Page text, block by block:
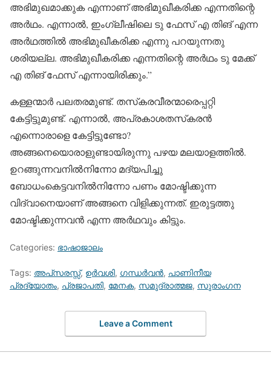
അഭിമുഖമാക്കുക എന്നാണ് അഭിമുഖീകരിക്ക എന്നതിന്റെ
അര്‍ഥം. എന്നാല്‍, ഇംഗ്ലീഷിലെ ടു ഫേസ് എ തിങ് എന്ന
അര്‍ഥത്തില്‍ അഭിമുഖീകരിക്ക എന്നു പറയുന്നതു
ശരിയല്ല. അഭിമുഖീകരിക്ക എന്നതിന്റെ അര്‍ഥം ടു മേക്ക്
എ തിങ് ഫേസ് എന്നായിരിക്കും.”
കള്ളന്മാര്‍ പലതരമുണ്ട്. തസ്‌കരവീരന്മാരെപ്പറ്റി
കേട്ടിട്ടുമുണ്ട്. എന്നാല്‍, അപ്രകാശതസ്‌കരന്‍
എന്നൊരാളെ കേട്ടിട്ടുണ്ടോ?
അങ്ങനെയൊരാളുണ്ടായിരുന്നു പഴയ മലയാളത്തില്‍.
ഉറങ്ങുന്നവനില്‍നിന്നോ മദ്യപിച്ചു
ബോധംകെട്ടവനില്‍നിന്നോ പണം മോഷ്ടിക്കുന്ന
വിദ്വാനെയാണ് അങ്ങനെ വിളിക്കുന്നത്. ഇരുട്ടത്തു
മോഷ്ടിക്കുന്നവന്‍ എന്ന അര്‍ഥവും കിട്ടും.
Categories: ഭാഷാജാലം
Tags: അപ്‌സരസ്സ്, ഉര്‍വശി, ഗന്ധര്‍വന്‍, പാണിനീയ
പ്രദ്യോതം, പ്രജാപതി, മേനക, സമുദ്രാത്മജ, സുരാംഗന
Leave a Comment